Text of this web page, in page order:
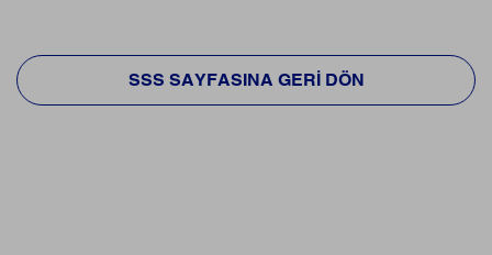
SSS SAYFASINA GERI DÖN